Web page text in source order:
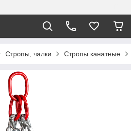
Стропы, чалки Стропы канатные